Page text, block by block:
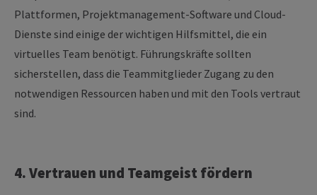
Plattformen, Projektmanagement-Software und Cloud-
Dienste sind einige der wichtigen Hilfsmittel, die ein
virtuelles Team benötigt. Führungskräfte sollten
sicherstellen, dass die Teammitglieder Zugang zu den
notwendigen Ressourcen haben und mit den Tools vertraut
sind.
4.Vertrauen und Teamgeist fördern